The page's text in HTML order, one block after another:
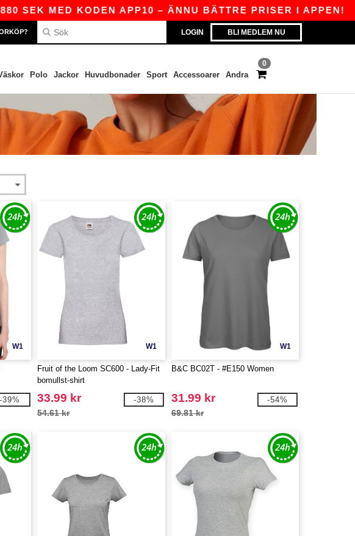
MED KODEN APP10 – ÄNNU BÄTTRE PRISER I APPEN!|
LOGIN BLI MEDLEM NU
0
Polo Jackor Huvudbonader Sport Accessoarer Andra
W1
-39%
W1
Fruit of the Loom SC600 - Lady-Fit
bomullst-shirt
33.99 kr
54.61 kr
-38%
W1
B&C BC02T - #E150 Women
31.99 kr
69.81 kr
-54%